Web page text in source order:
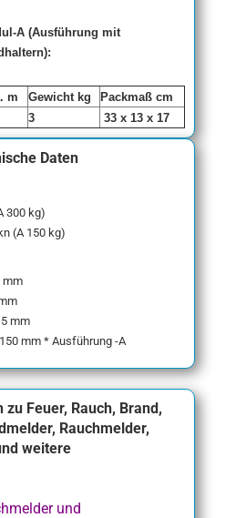
-A (Ausführung mit
m Gewicht kg
Packmaß cm
3 33 x 13 x 17
Daten
300 kg)
(A 150 kg)
mm
mm
mm * Ausführung -A
Feuer, Rauch, Brand,
Rauchmelder,
weitere
und